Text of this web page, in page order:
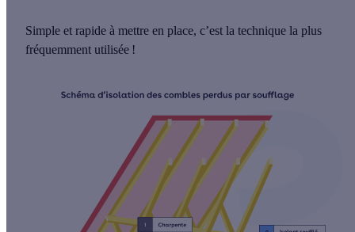
Simple et rapide à mettre en place, c’est la technique la plus
fréquemment utilisée !